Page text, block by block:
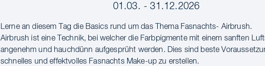
01.03. - 31.12.2026
Lerne an diesem Tag die Basics rund um das Thema Fasnachts- Airbrush.
Airbrush ist eine Technik, bei welcher die Farbpigmente mit einem sanften
angenehm und hauchdünn aufgesprüht werden. Dies sind beste
schnelles und effektvolles Fasnachts Make-up zu erstellen.